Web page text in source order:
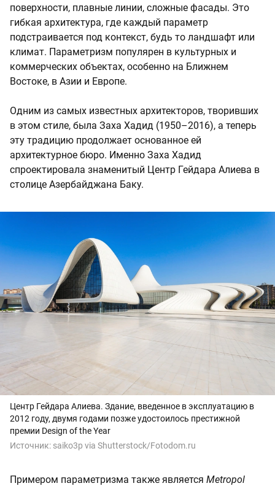
поверхности, плавные линии, сложные фасады. Это
гибкая архитектура, где каждый параметр
подстраивается под контекст, будь то ландшафт или
климат. Параметризм популярен в культурных и
коммерческих объектах, особенно на Ближнем
Востоке, в Азии и Европе.
Одним из самых известных архитекторов, творивших
в этом стиле, была Заха Хадид (1950–2016), а теперь
эту традицию продолжает основанное ей
архитектурное бюро. Именно Заха Хадид
спроектировала знаменитый Центр Гейдара Алиева в
столице Азербайджана Баку.
Центр Гейдара Алиева. Здание, введенное в эксплуатацию в
2012 году, двумя годами позже удостоилось престижной
премии Design of the Year
Источник: saiko3p via Shutterstock/Fotodom.ru
Примером параметризма также является Metropol